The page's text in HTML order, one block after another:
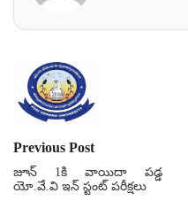
Previous Post
జూన్ 1కి వాయిదా పడ్డ
యో.వే.వి ఇన్ స్టంట్ పరీక్షలు